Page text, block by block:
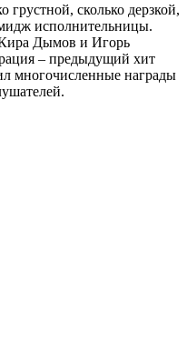
грустной, сколько дерзкой,
исполнительницы.
Дымов и Игорь
– предыдущий хит
многочисленные награды